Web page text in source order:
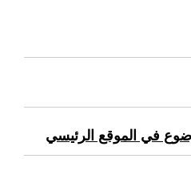
في الموقع الرئيسي